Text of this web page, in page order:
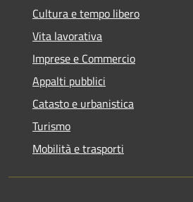
Cultura e tempo libero
Vita lavorativa
Imprese e Commercio
Appalti pubblici
Catasto e urbanistica
Turismo
Mobilità e trasporti